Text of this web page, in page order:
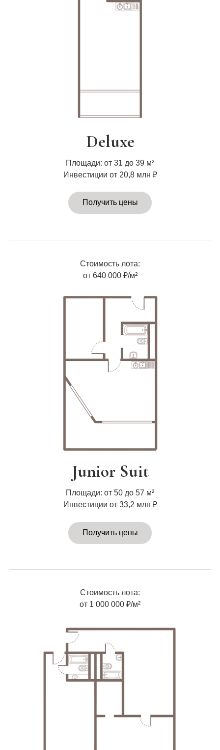
Площади: от 31 до 39 м²
Инвестиции от 20,8 млн ₽
Deluxe
Стоимость лота:
от 640 000 ₽/м²
Площади: от 50 до 57 м²
Инвестиции от 33,2 млн ₽
Junior Suit
Стоимость лота:
от 1 000 000 ₽/м²
Получить цены
Получить цены